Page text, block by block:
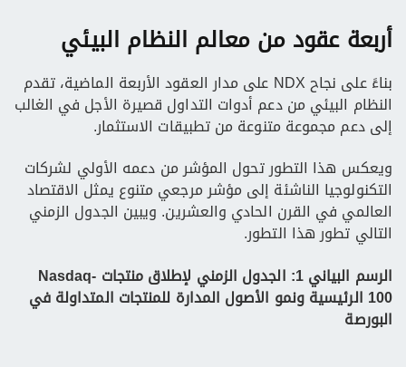
أربعة عقود من معالم النظام البيئي
بناءً على نجاح NDX على مدار العقود الأربعة الماضية، تقدم
النظام البيئي من دعم أدوات التداول قصيرة الأجل في الغالب
إلى دعم مجموعة متنوعة من تطبيقات الاستثمار.
ويعكس هذا التطور تحول المؤشر من دعمه الأولي لشركات
التكنولوجيا الناشئة إلى مؤشر مرجعي متنوع يمثل الاقتصاد
العالمي في القرن الحادي والعشرين. ويبين الجدول الزمني
التالي تطور هذا التطور.
الرسم البياني 1: الجدول الزمني لإطلاق منتجات Nasdaq-
100 الرئيسية ونمو الأصول المدارة للمنتجات المتداولة في
البورصة